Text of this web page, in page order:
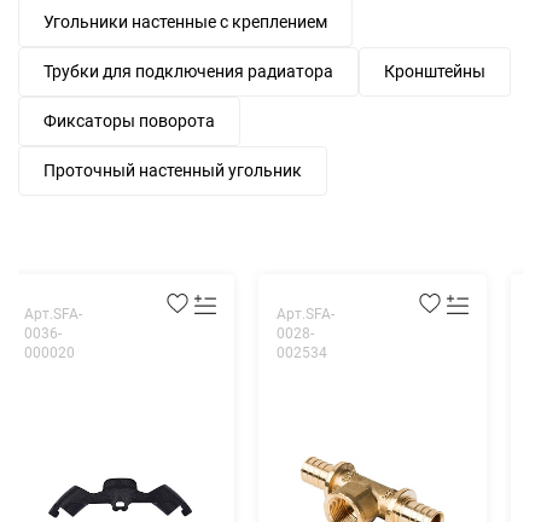
Угольники настенные с креплением
Трубки для подключения радиатора Кронштейны
Фиксаторы поворота
Проточный настенный угольник
Арт.SFA-
0036-
000020
Арт.SFA-
0028-
002534